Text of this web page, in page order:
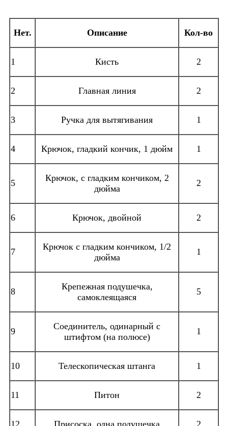
Нет. Описание Кол-во
1 Кисть 2
2 Главная линия 2
3 Ручка для вытягивания 1
4 Крючок, гладкий кончик, 1 дюйм 1
5
Крючок, с гладким кончиком, 2
дюйма
2
6 Крючок, двойной 2
7
Крючок с гладким кончиком, 1/2
дюйма
1
8
Крепежная подушечка,
самоклеящаяся
5
9
Соединитель, одинарный с
штифтом (на полюсе)
1
10 Телескопическая штанга 1
11 Питон 2